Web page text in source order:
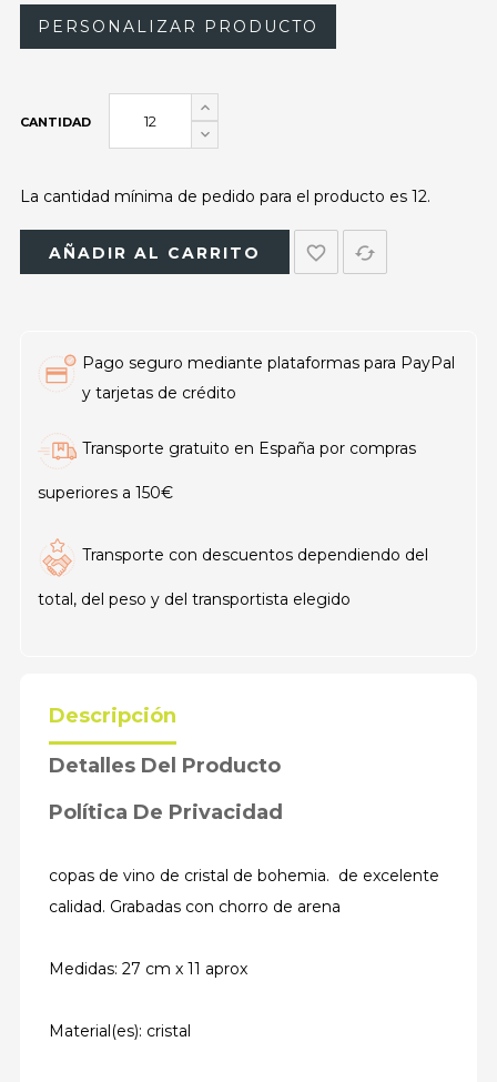
PERSONALIZAR PRODUCTO
CANTIDAD
La cantidad mínima de pedido para el producto es 12.
AÑADIR AL CARRITO favorite_border cached
Pago seguro mediante plataformas para PayPal
y tarjetas de crédito
Transporte gratuito en España por compras
superiores a 150€
Transporte con descuentos dependiendo del
total, del peso y del transportista elegido
Descripción
Detalles Del Producto
Política De Privacidad
copas de vino de cristal de bohemia. de excelente
calidad. Grabadas con chorro de arena
Medidas: 27 cm x 11 aprox
Material(es): cristal